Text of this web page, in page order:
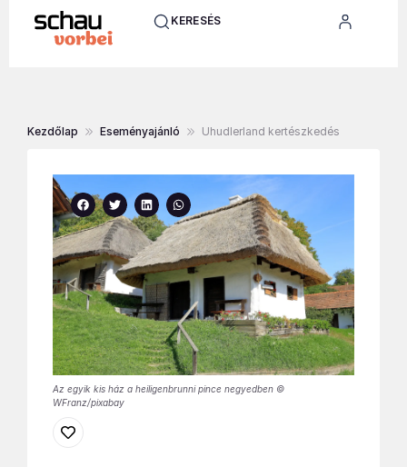
KERESÉS
Kezdőlap Eseményajánló Uhudlerland kertészkedés
Az egyik kis ház a heiligenbrunni pince negyedben ©
WFranz/pixabay